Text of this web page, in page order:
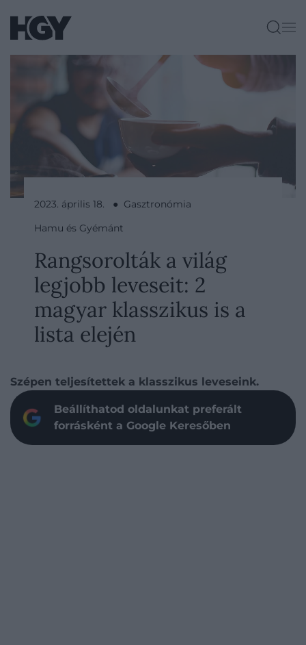
2023. április 18. ● Gasztronómia
Hamu és Gyémánt
Rangsorolták a világ
legjobb leveseit: 2
magyar klasszikus is a
lista elején
Szépen teljesítettek a klasszikus leveseink.
Beállíthatod oldalunkat preferált
forrásként a Google Keresőben